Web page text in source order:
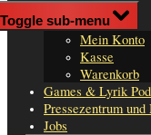
Shop
Toggle sub-menu
Mein Konto
Kasse
Warenkorb
Games & Lyrik
Pressezentrum
Jobs